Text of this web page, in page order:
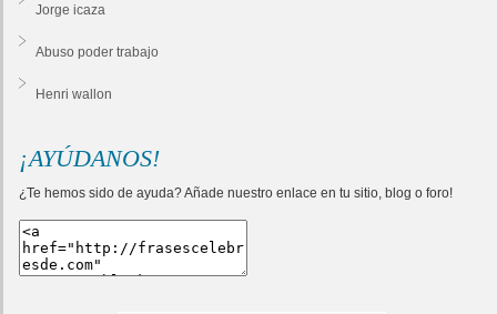
Jorge icaza
Abuso poder trabajo
Henri wallon
¡AYÚDANOS!
¿Te hemos sido de ayuda? Añade nuestro enlace en tu sitio, blog o foro!